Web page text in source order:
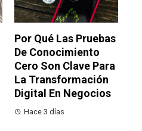
Por Qué Las Pruebas
De Conocimiento
Cero Son Clave Para
La Transformación
Digital En Negocios
Hace 3 días